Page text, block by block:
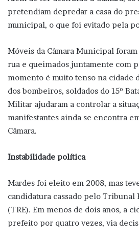
pretendiam depredar a casa do
municipal, o que foi evitado pela
Móveis da Câmara Municipal
rua e queimados juntamente com
momento é muito tenso na cidade
dos bombeiros, soldados do 15º
Militar ajudaram a controlar a
manifestantes ainda se encontra
Câmara.
Instabilidade política
Mardes foi eleito em 2008, mas
candidatura cassado pelo Tribunal
(TRE). Em menos de dois anos, a
prefeito por quatro vezes, via